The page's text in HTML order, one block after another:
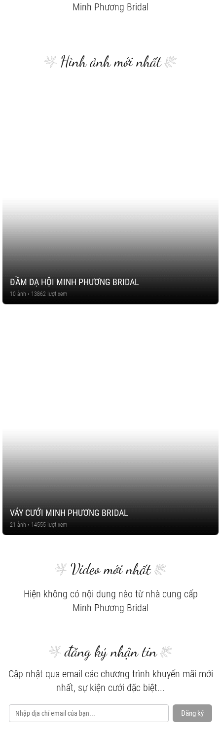
Minh Phương Bridal
Hình ảnh mới nhất
ĐẦM DẠ HỘI MINH PHƯƠNG BRIDAL
10 ảnh • 13862 lượt xem
VÁY CƯỚI MINH PHƯƠNG BRIDAL
21 ảnh • 14555 lượt xem
Video mới nhất
Hiện không có nội dung nào từ nhà cung cấp
Minh Phương Bridal
đăng ký nhận tin
Cập nhật qua email các chương trình khuyến mãi mới
nhất, sự kiện cưới đặc biệt...
Đăng ký